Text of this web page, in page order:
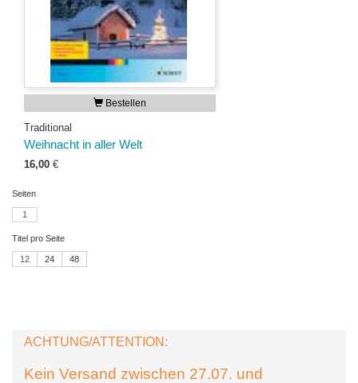
Bestellen
Traditional
Weihnacht in aller Welt
16,00 €
Seiten
1
Titel pro Seite
12 24 48
ACHTUNG/ATTENTION:
Kein Versand zwischen 27.07. und